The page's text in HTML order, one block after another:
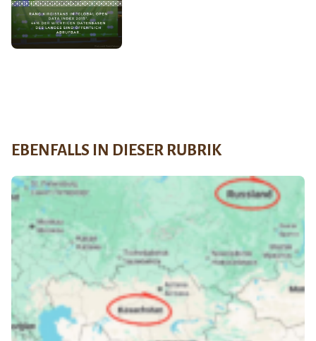
EBENFALLS IN DIESER RUBRIK